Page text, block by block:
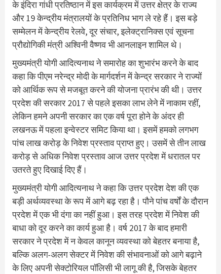
के इंदिरा गांधी प्रतिष्ठान में इस कार्यक्रम में उत्तर क्षेत्र के राज्य
और 19 केन्द्रीय मंत्रालयों के प्रतिनिध भाग ले रहे हैं। इस बड़े
सम्मेलन में केन्द्रीय रेलवे, दूर संचार, इलेक्ट्रानिक्स एवं सूचना
प्रौद्योगिकी मंत्री अश्विनी वैष्णव भी आनलाइन शामिल थे।
मुख्यमंत्री योगी आदित्यनाथ ने समारोह का शुभारंभ करने के बाद
कहा कि पीएम नरेन्द्र मोदी के मार्गदर्शन में केन्द्र सरकार ने राज्यों
को आर्थिक रूप से मजबूत करने की योजना प्रारंभ की थी। उत्तर
प्रदेश की सरकार 2017 से पहले इसका लाभ लेने में नाकाम रहीं,
लेकिन हमने अपनी सरकार का एक वर्ष पूरा होने के अंदर ही
लखनऊ में पहला इन्वेस्टर समिट किया था। इसमें हमको लगभग
पांच लाख करोड़ के निवेश प्रस्ताव प्राप्त हुए। उसमें से तीन लाख
करोड़ से अधिक निवेश प्रस्ताव आज उत्तर प्रदेश में धरातल पर
उतरते हुए दिखाई दिए हैं।
मुख्यमंत्री योगी आदित्यनाथ ने कहा कि उत्तर प्रदेश देश की एक
बड़ी अर्थव्यवस्था के रूप में आगे बढ़ रहा है। पौने पांच वर्षों के दौरान
प्रदेश में एक भी दंगा का नहीं हुआ। इस तरह प्रदेश में निवेश की
बाधा को दूर करने का कार्य हुआ है। वर्ष 2017 के बाद हमारी
सरकार ने प्रदेश में न केवल कानून व्यवस्था को बेहतर बनाया है,
बल्कि अलग-अलग सेक्टर में निवेश की संभावनाओं को आगे बढ़ाने
के लिए अपनी सेक्टोरियल पॉलिसी भी लागू की है, जिसके बेहतर